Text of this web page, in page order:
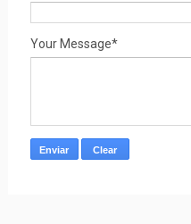
Your Message*